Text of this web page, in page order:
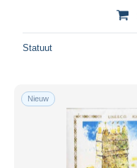
Statuut
Nieuw